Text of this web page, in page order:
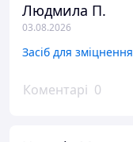
Людмила П.
03.08.2026
Коментарі 0